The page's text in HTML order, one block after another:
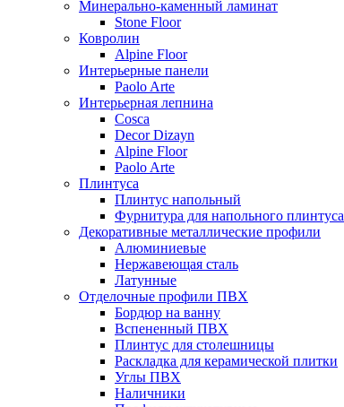
Минерально-каменный ламинат
Stone Floor
Ковролин
Alpine Floor
Интерьерные панели
Paolo Arte
Интерьерная лепнина
Cosca
Decor Dizayn
Alpine Floor
Paolo Arte
Плинтуса
Плинтус напольный
Фурнитура для напольного плинтуса
Декоративные металлические профили
Алюминиевые
Нержавеющая сталь
Латунные
Отделочные профили ПВХ
Бордюр на ванну
Вспененный ПВХ
Плинтус для столешницы
Раскладка для керамической плитки
Углы ПВХ
Наличники